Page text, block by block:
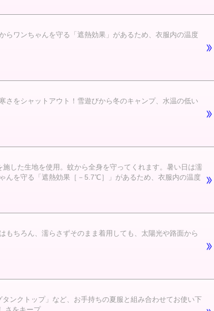
ワンちゃんを守る「遮熱効果」があるため、衣服内の温度
をシャットアウト！雪遊びから冬のキャンプ、水温の低い
した生地を使用。蚊から全身を守ってくれます。暑い日は濡
んを守る「遮熱効果［－5.7℃］」があるため、衣服内の温度
ちろん、濡らさずそのまま着用しても、太陽光や路面から
ンクトップ」など、お手持ちの夏服と組み合わせてお使い下